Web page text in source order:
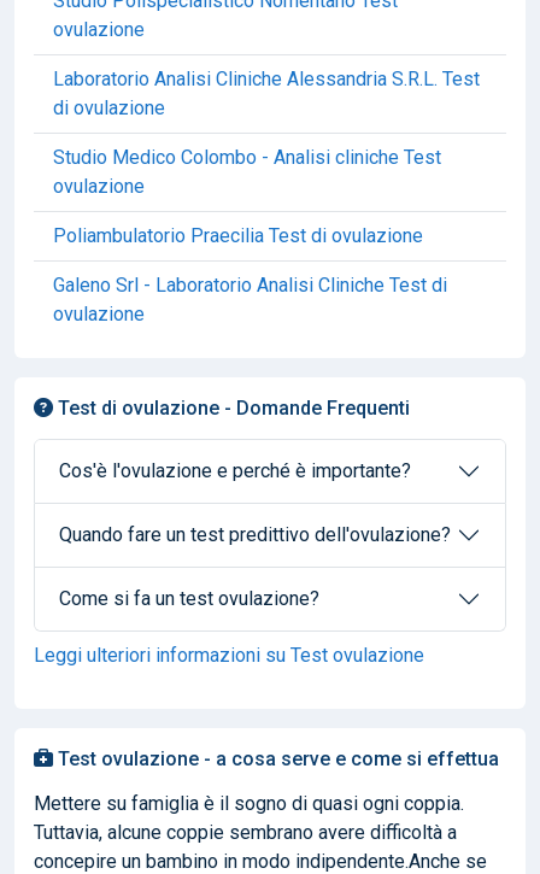
ovulazione
Laboratorio Analisi Cliniche Alessandria S.R.L. Test
di ovulazione
Studio Medico Colombo - Analisi cliniche Test
ovulazione
Poliambulatorio Praecilia Test di ovulazione
Galeno Srl - Laboratorio Analisi Cliniche Test di
ovulazione
Test di ovulazione - Domande Frequenti
Cos'è l'ovulazione e perché è importante?
Quando fare un test predittivo dell'ovulazione?
Come si fa un test ovulazione?
Leggi ulteriori informazioni su Test ovulazione
Test ovulazione - a cosa serve e come si effettua
Mettere su famiglia è il sogno di quasi ogni coppia.
Tuttavia, alcune coppie sembrano avere difficoltà a
concepire un bambino in modo indipendente.Anche se